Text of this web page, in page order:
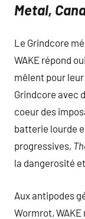
Metal,
Le Grindcore
WAKE répond
mêlent pour
Grindcore avec
coeur des
batterie lourde
progressives,
la dangerosité
Aux antipodes
Wormrot,